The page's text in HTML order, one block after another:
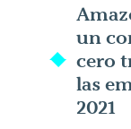
un
cero
las
2021